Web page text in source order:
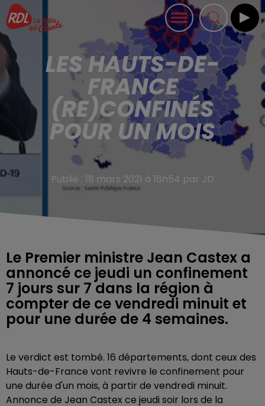
LES HAUTS-DE-
FRANCE
(RE)CONFINÉS
POUR UN MOIS
Publié : 18 mars 2021 à 18h54 par JD
Le Premier ministre Jean Castex a
annoncé ce jeudi un confinement
7 jours sur 7 dans la région à
compter de ce vendredi minuit et
pour une durée de 4 semaines.
Le verdict est tombé. 16 départements, dont ceux des
Hauts-de-France vont revivre le confinement pour
une durée d'un mois, à partir de vendredi minuit.
Annonce de Jean Castex ce jeudi soir lors de la